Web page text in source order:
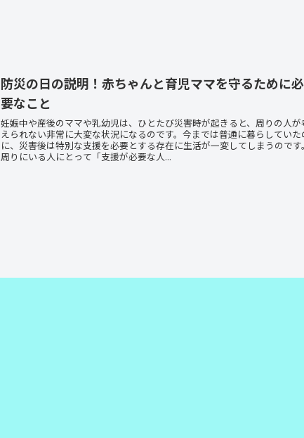
防災の日の説明！赤ちゃんと育児ママを守るために必
要なこと
妊娠中や産後のママや乳幼児は、ひとたび災害時が起きると、周りの人が
えられない非常に大変な状況になるのです。今までは普通に暮らしていた
に、災害後は特別な支援を必要とする存在に生活が一変してしまうのです。
周りにいる人にとって「支援が必要な人...